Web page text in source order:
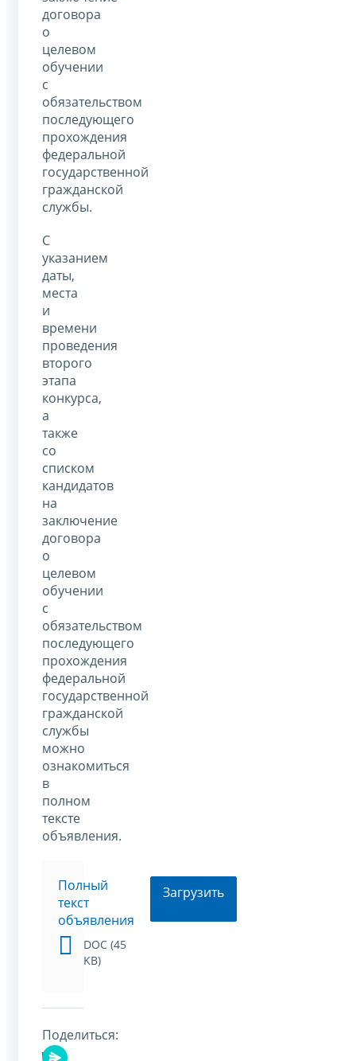
договора
о
целевом
обучении
с
обязательством
последующего
прохождения
федеральной
государственной
гражданской
службы.
С
указанием
даты,
места
и
времени
проведения
второго
этапа
конкурса,
а
также
со
списком
кандидатов
на
заключение
договора
о
целевом
обучении
с
обязательством
последующего
прохождения
федеральной
государственной
гражданской
службы
можно
ознакомиться
в
полном
тексте
объявления.
Полный
текст
объявления
DOC (45
KB)
Загрузить
Поделиться: